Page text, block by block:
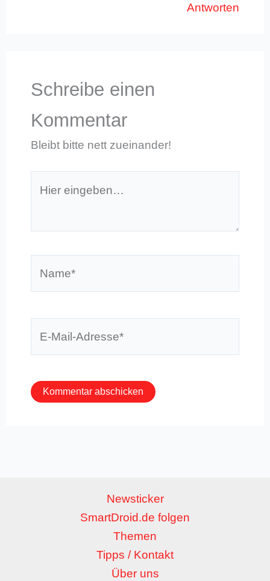
Antworten
Schreibe einen
Kommentar
Bleibt bitte nett zueinander!
eingeben…
Newsticker
SmartDroid.de folgen
Themen
Tipps / Kontakt
Über uns